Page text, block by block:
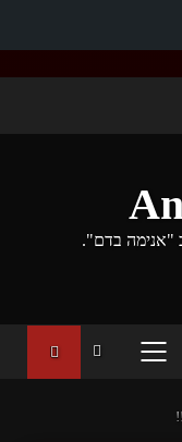
"אנימה בדם".
PRIMARY